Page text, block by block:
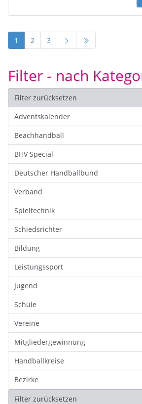
1 2 3
Filter - nach
Filter zurücksetzen
Adventskalender
Beachhandball
BHV Special
Deutscher Handballbund
Verband
Spieltechnik
Schiedsrichter
Bildung
Leistungssport
Jugend
Schule
Vereine
Mitgliedergewinnung
Handballkreise
Bezirke
Filter zurücksetzen